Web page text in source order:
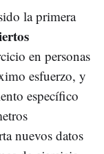
la primera
en personas
esfuerzo, y
específico
nuevos datos